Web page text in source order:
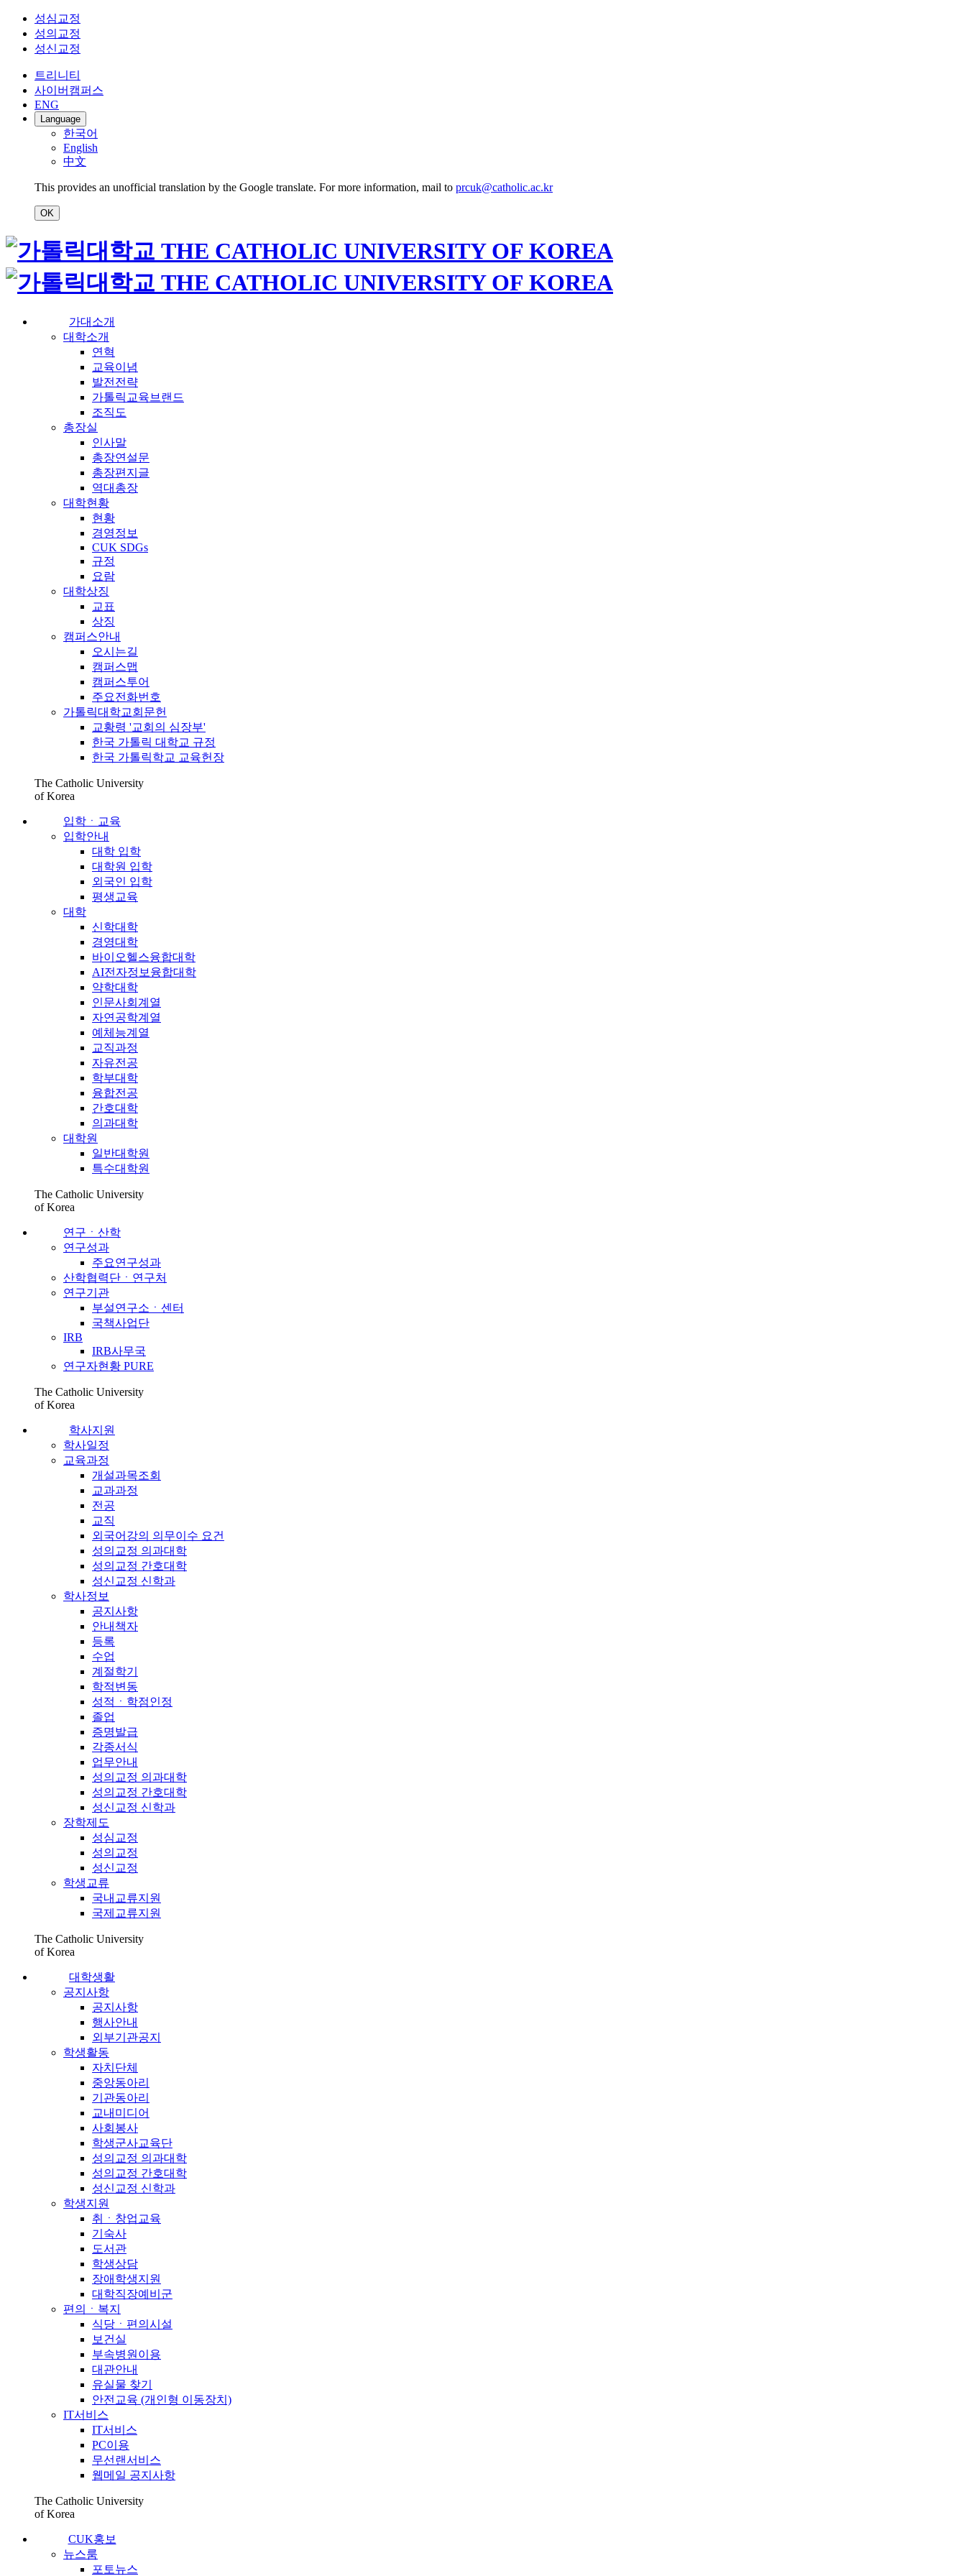
성심교정
성의교정
성신교정
트리니티
사이버캠퍼스
ENG
Language
한국어
English
中文
This provides an unofficial translation by the Google translate. For more information, mail to prcuk@catholic.ac.kr
OK
가대소개
대학소개
연혁
교육이념
발전전략
가톨릭교육브랜드
조직도
총장실
인사말
총장연설문
총장편지글
역대총장
대학현황
현황
경영정보
CUK SDGs
규정
요람
대학상징
교표
상징
캠퍼스안내
오시는길
캠퍼스맵
캠퍼스투어
주요전화번호
가톨릭대학교회문헌
교황령 '교회의 심장부'
한국 가톨릭 대학교 규정
한국 가톨릭학교 교육헌장
The Catholic University
of Korea
입학ㆍ교육
입학안내
대학 입학
대학원 입학
외국인 입학
평생교육
대학
신학대학
경영대학
바이오헬스융합대학
AI전자정보융합대학
약학대학
인문사회계열
자연공학계열
예체능계열
교직과정
자유전공
학부대학
융합전공
간호대학
의과대학
대학원
일반대학원
특수대학원
The Catholic University
of Korea
연구ㆍ산학
연구성과
주요연구성과
산학협력단ㆍ연구처
연구기관
부설연구소ㆍ센터
국책사업단
IRB
IRB사무국
연구자현황 PURE
The Catholic University
of Korea
학사지원
학사일정
교육과정
개설과목조회
교과과정
전공
교직
외국어강의 의무이수 요건
성의교정 의과대학
성의교정 간호대학
성신교정 신학과
학사정보
공지사항
안내책자
등록
수업
계절학기
학적변동
성적ㆍ학점인정
졸업
증명발급
각종서식
업무안내
성의교정 의과대학
성의교정 간호대학
성신교정 신학과
장학제도
성심교정
성의교정
성신교정
학생교류
국내교류지원
국제교류지원
The Catholic University
of Korea
대학생활
공지사항
공지사항
행사안내
외부기관공지
학생활동
자치단체
중앙동아리
기관동아리
교내미디어
사회봉사
학생군사교육단
성의교정 의과대학
성의교정 간호대학
성신교정 신학과
학생지원
취ㆍ창업교육
기숙사
도서관
학생상담
장애학생지원
대학직장예비군
편의ㆍ복지
식당ㆍ편의시설
보건실
부속병원이용
대관안내
유실물 찾기
안전교육 (개인형 이동장치)
IT서비스
IT서비스
PC이용
무선랜서비스
웹메일 공지사항
The Catholic University
of Korea
CUK홍보
뉴스룸
포토뉴스